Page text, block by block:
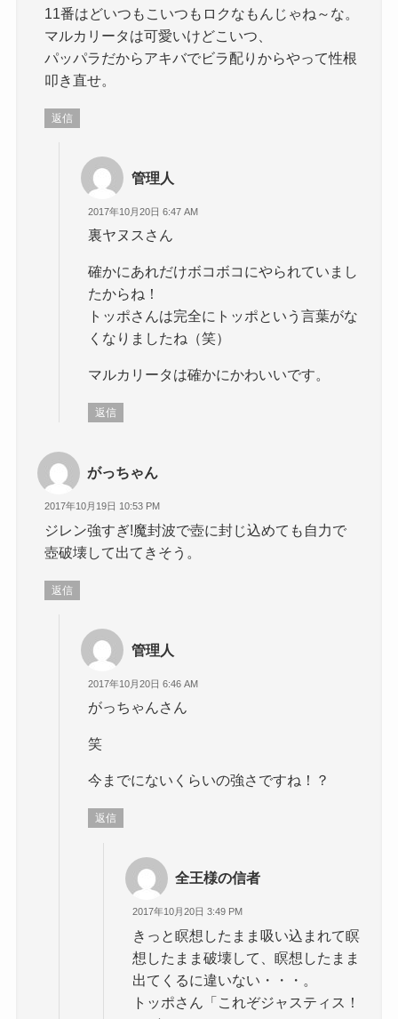
11番はどいつもこいつもロクなもんじゃね～な。
マルカリータは可愛いけどこいつ、
パッパラだからアキバでビラ配りからやって性根
叩き直せ。
返信
管理人
2017年10月20日 6:47 AM
裏ヤヌスさん
確かにあれだけボコボコにやられていまし
たからね！
トッポさんは完全にトッポという言葉がな
くなりましたね（笑）
マルカリータは確かにかわいいです。
返信
がっちゃん
2017年10月19日 10:53 PM
ジレン強すぎ!魔封波で壺に封じ込めても自力で
壺破壊して出てきそう。
返信
管理人
2017年10月20日 6:46 AM
がっちゃんさん
笑
今までにないくらいの強さですね！？
返信
全王様の信者
2017年10月20日 3:49 PM
きっと瞑想したまま吸い込まれて瞑
想したまま破壊して、瞑想したまま
出てくるに違いない・・・。
トッポさん「これぞジャスティス！